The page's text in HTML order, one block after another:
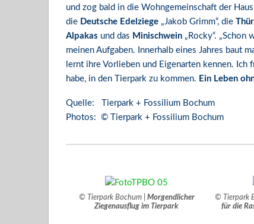
und zog bald in die Wohngemeinschaft der
die Deutsche Edelziege „Jakob Grimm“, die
Alpakas und das Minischwein „Rocky“.
meinen Aufgaben. Innerhalb eines Jahres baut
lernt ihre Vorlieben und Eigenarten kennen.
habe, in den Tierpark zu kommen. Ein Leben
Quelle: Tierpark + Fossilium Bochum
Photos: © Tierpark + Fossilium Bochum
© Tierpark Bochum | Morgendlicher
Ziegenausflug im Tierpark
© Tierpark
für die